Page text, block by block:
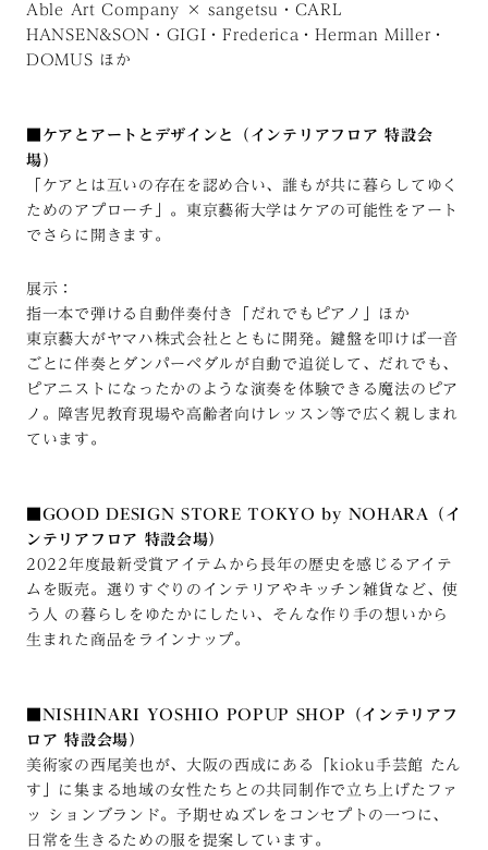
Able Art Company × sangetsu・CARL
HANSEN&SON・GIGI・Frederica・Herman Miller・
DOMUS ほか
■ケアとアートとデザインと（インテリアフロア 特設会
場）
「ケアとは互いの存在を認め合い、誰もが共に暮らしてゆく
ためのアプローチ」。東京藝術大学はケアの可能性をアート
でさらに開きます。
展示：
指一本で弾ける自動伴奏付き「だれでもピアノ」ほか
東京藝大がヤマハ株式会社とともに開発。鍵盤を叩けば一音
ごとに伴奏とダンパーペダルが自動で追従して、だれでも、
ピアニストになったかのような演奏を体験できる魔法のピア
ノ。障害児教育現場や高齢者向けレッスン等で広く親しまれ
ています。
■GOOD DESIGN STORE TOKYO by NOHARA（イ
ンテリアフロア 特設会場）
2022年度最新受賞アイテムから長年の歴史を感じるアイテ
ムを販売。選りすぐりのインテリアやキッチン雑貨など、使
う人 の暮らしをゆたかにしたい、そんな作り手の想いから
生まれた商品をラインナップ。
■NISHINARI YOSHIO POPUP SHOP（インテリアフ
ロア 特設会場）
美術家の西尾美也が、大阪の西成にある「kioku手芸館 たん
す」に集まる地域の女性たちとの共同制作で立ち上げたファ
ッ ションブランド。予期せぬズレをコンセプトの一つに、
日常を生きるための服を提案しています。